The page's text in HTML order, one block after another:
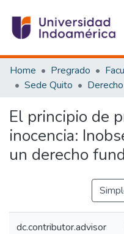
Communities & Collections
All of DSpace
Estadísticas Externas
Home Pregrado
Sede Quito
Derecho
El principio de
inocencia:
un derecho
dc.contributor.advisor